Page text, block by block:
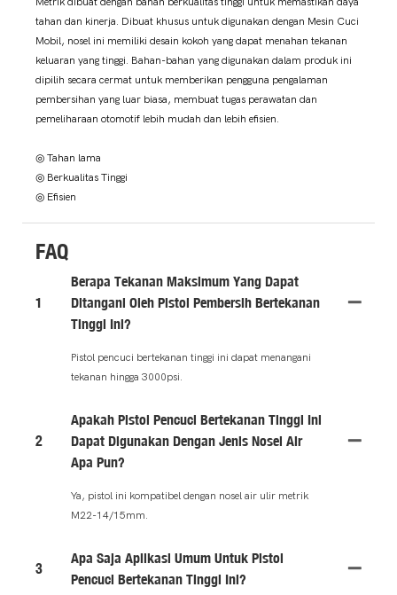
tahan dan kinerja. Dibuat khusus untuk digunakan dengan Mesin Cuci
Mobil, nosel ini memiliki desain kokoh yang dapat menahan tekanan
keluaran yang tinggi. Bahan-bahan yang digunakan dalam produk ini
dipilih secara cermat untuk memberikan pengguna pengalaman
pembersihan yang luar biasa, membuat tugas perawatan dan
pemeliharaan otomotif lebih mudah dan lebih efisien.
◎ Tahan lama
◎ Berkualitas Tinggi
◎ Efisien
FAQ
1
Berapa Tekanan Maksimum Yang Dapat
Ditangani Oleh Pistol Pembersih Bertekanan
Tinggi Ini?
Pistol pencuci bertekanan tinggi ini dapat menangani
tekanan hingga 3000psi.
2
Apakah Pistol Pencuci Bertekanan Tinggi Ini
Dapat Digunakan Dengan Jenis Nosel Air
Apa Pun?
Ya, pistol ini kompatibel dengan nosel air ulir metrik
M22-14/15mm.
3
Apa Saja Aplikasi Umum Untuk Pistol
Pencuci Bertekanan Tinggi Ini?